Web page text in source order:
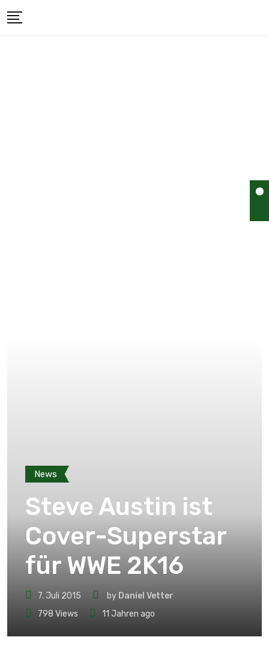
News
Steve Austin ist
Cover-Superstar
für WWE 2K16
7. Juli 2015 by Daniel Vetter
798 Views 11 Jahren ago